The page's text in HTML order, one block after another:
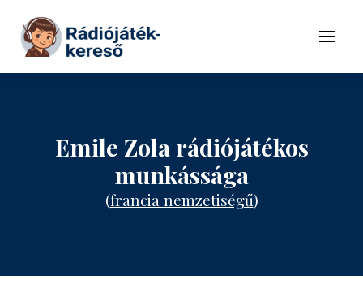
Tovább a tartalomhoz
Menü
Emile Zola rádiójátékos
munkássága
(francia nemzetiségű)